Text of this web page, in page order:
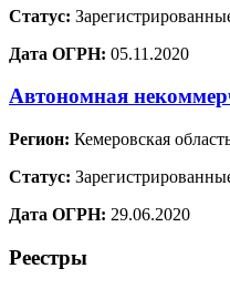
Статус:
Дата ОГРН: 05.11.2020
Автономная
Регион: Кемеровская
Статус:
Дата ОГРН: 29.06.2020
Реестры